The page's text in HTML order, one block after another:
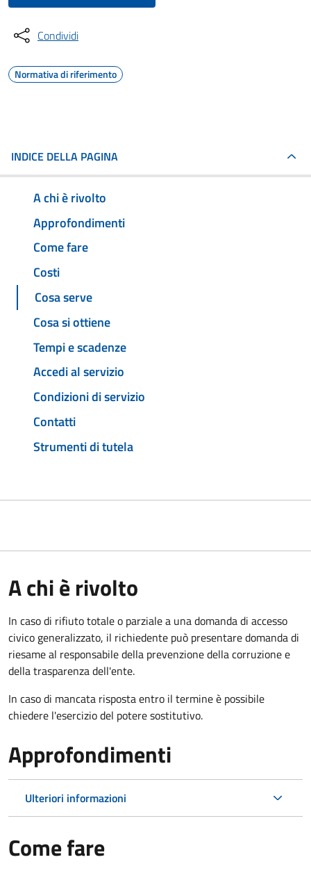
Condividi
Normativa di riferimento
INDICE DELLA PAGINA
A chi è rivolto
Approfondimenti
Come fare
Costi
Cosa serve
Cosa si ottiene
Tempi e scadenze
Accedi al servizio
Condizioni di servizio
Contatti
Strumenti di tutela
A chi è rivolto
In caso di rifiuto totale o parziale a una domanda di accesso
civico generalizzato, il richiedente può presentare domanda di
riesame al responsabile della prevenzione della corruzione e
della trasparenza dell'ente.
In caso di mancata risposta entro il termine è possibile
chiedere l'esercizio del potere sostitutivo.
Approfondimenti
Ulteriori informazioni
Come fare